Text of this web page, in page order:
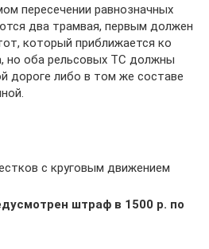
пересечении равнозначных
два трамвая, первым должен
который приближается ко
но оба рельсовых ТС должны
дороге либо в том же составе
с круговым движением
штраф в 1500 р. по